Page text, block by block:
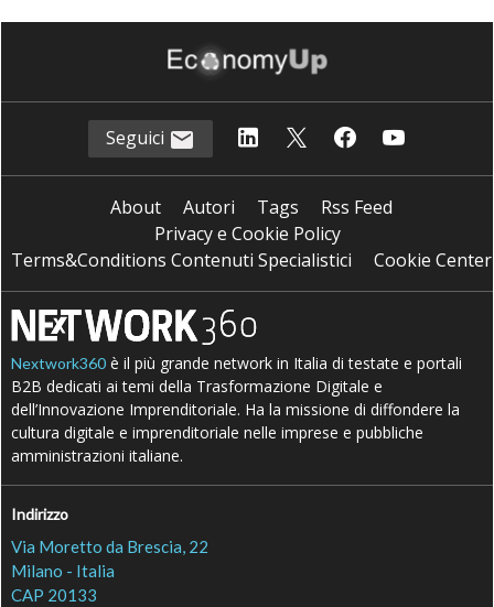
Seguici
About Autori Tags
Rss Feed
Privacy e Cookie Policy
Terms&Conditions Contenuti Specialistici
Cookie Center
Nextwork360 è il più grande network in Italia di testate e portali
B2B dedicati ai temi della Trasformazione Digitale e
dell’Innovazione Imprenditoriale. Ha la missione di diffondere la
cultura digitale e imprenditoriale nelle imprese e pubbliche
amministrazioni italiane.
Indirizzo
Via Moretto da Brescia, 22
Milano - Italia
CAP 20133